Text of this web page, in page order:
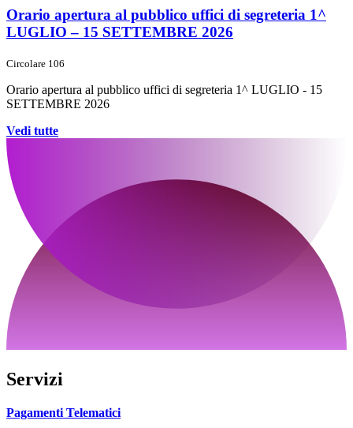
Orario apertura al pubblico uffici di segreteria 1^
LUGLIO – 15 SETTEMBRE 2026
Circolare 106
Orario apertura al pubblico uffici di segreteria 1^ LUGLIO - 15
SETTEMBRE 2026
Vedi tutte
Servizi
Pagamenti Telematici